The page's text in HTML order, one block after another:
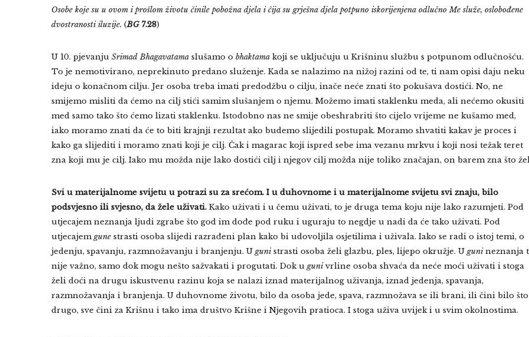
Osobe koje su u ovom i prošlom životu činile pobožna djela i čija su grješna djela potpuno iskorijenjena odlučno Me služe, oslobođene
dvostranosti iluzije. (BG 7.28)
U 10. pjevanju Srimad Bhagavatama slušamo o bhaktama koji se uključuju u Krišninu službu s potpunom odlučnošću.
To je nemotivirano, neprekinuto predano služenje. Kada se nalazimo na nižoj razini od te, ti nam opisi daju neku
ideju o konačnom cilju. Jer osoba treba imati predodžbu o cilju, inače neće znati što pokušava dostići. No, ne
smijemo misliti da ćemo na cilj stići samim slušanjem o njemu. Možemo imati staklenku meda, ali nećemo okusiti
med samo tako što ćemo lizati staklenku. Istodobno nas ne smije obeshrabriti što cijelo vrijeme ne kušamo med,
iako moramo znati da će to biti krajnji rezultat ako budemo slijedili postupak. Moramo shvatiti kakav je proces i
kako ga slijediti i moramo znati koji je cilj. Čak i magarac koji ispred sebe ima vezanu mrkvu i koji nosi težak teret
zna koji mu je cilj. Iako mu možda nije lako dostići cilj i njegov cilj možda nije toliko značajan, on barem zna što
Svi u materijalnome svijetu u potrazi su za srećom. I u duhovnome i u materijalnome svijetu svi znaju, bilo
podsvjesno ili svjesno, da žele uživati. Kako uživati i u čemu uživati, to je druga tema koju nije lako razumjeti. Pod
utjecajem neznanja ljudi zgrabe što god im dođe pod ruku i uguraju to negdje u nadi da će tako uživati. Pod
utjecajemgune strasti osoba slijedi razrađeni plan kako bi udovoljila osjetilima i uživala. Iako se radi o istoj temi, o
jedenju, spavanju, razmnožavanju i branjenju. U gunistrasti osoba želi glazbu, ples, lijepo okružje. U gunineznanja
nije važno, samo dok mogu nešto sažvakati i progutati. Dok u gunivrline osoba shvaća da neće moći uživati i stoga
želi doći na drugu iskustvenu razinu koja se nalazi iznad materijalnog uživanja, iznad jedenja, spavanja,
razmnožavanja i branjenja. U duhovnome životu, bilo da osoba jede, spava, razmnožava se ili brani, ili čini bilo što
drugo, sve čini za Krišnu i tako ima društvo Krišne i Njegovih pratioca. I stoga uživa uvijek i u svim okolnostima.